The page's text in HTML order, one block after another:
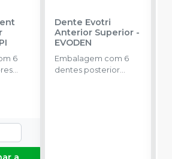
6
Dente Evotri
Anterior Superior-
EVODEN
Embalagem com 6
dentes posterior